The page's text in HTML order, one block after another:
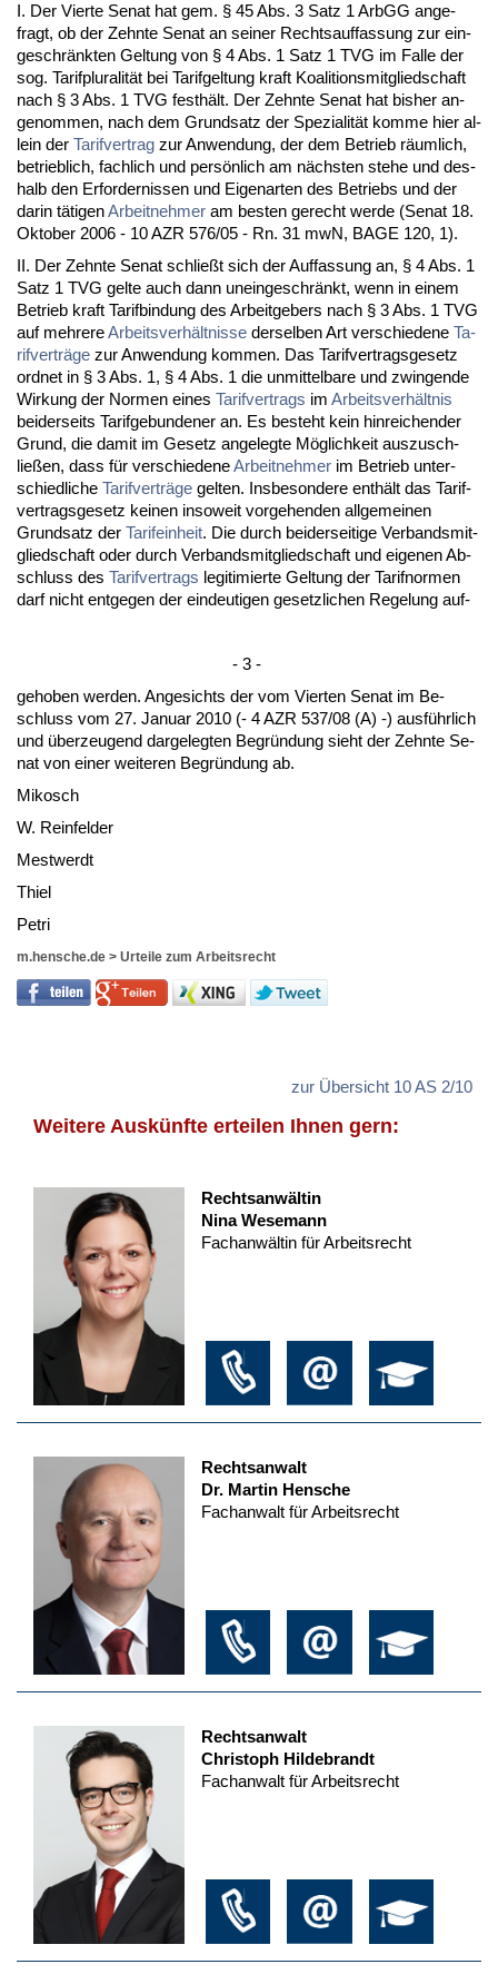
I. Der Vier­te Se­nat hat gem. § 45 Abs. 3 Satz 1 ArbGG an­ge­
fragt, ob der Zehn­te Se­nat an sei­ner Rechts­auf­fas­sung zur ein­
ge­schränk­ten Gel­tung von § 4 Abs. 1 Satz 1 TVG im Fal­le der
sog. Ta­rifp­lu­ra­lität bei Ta­rif­gel­tung kraft Ko­ali­ti­ons­mit­glied­schaft
nach § 3 Abs. 1 TVG festhält. Der Zehn­te Se­nat hat bis­her an­
ge­nom­men, nach dem Grund­satz der Spe­zia­lität kom­me hier al­
lein der Ta­rif­ver­trag zur An­wen­dung, der dem Be­trieb räum­lich,
be­trieb­lich, fach­lich und persönlich am nächs­ten ste­he und des­
halb den Er­for­der­nis­sen und Ei­gen­ar­ten des Be­triebs und der
dar­in täti­genAr­beit­neh­mer am bes­ten ge­recht wer­de (Se­nat 18.
Ok­to­ber 2006 - 10 AZR 576/05 - Rn. 31 mwN, BA­GE 120, 1).
II. Der Zehn­te Se­nat schließt sich der Auf­fas­sung an, § 4 Abs. 1
Satz 1 TVG gel­te auch dann un­ein­ge­schränkt, wenn in ei­nem
Be­trieb kraft Ta­rif­bin­dung des Ar­beit­ge­bers nach § 3 Abs. 1 TVG
auf meh­re­reAr­beits­verhält­nis­se der­sel­ben Art ver­schie­de­ne Ta­
rif­verträge zur An­wen­dung kom­men. Das Ta­rif­ver­trags­ge­setz
ord­net in § 3 Abs. 1, § 4 Abs. 1 die un­mit­tel­ba­re und zwin­gen­de
Wir­kung der Nor­men ei­nes Ta­rif­ver­trags im Ar­beits­verhält­nis
bei­der­seits Ta­rif­ge­bun­de­ner an. Es be­steht kein hin­rei­chen­der
Grund, die da­mit im Ge­setz an­ge­leg­te Möglich­keit aus­zu­sch­
ließen, dass für ver­schie­de­neAr­beit­neh­mer im Be­trieb un­ter­
schied­li­che Ta­rif­verträge gel­ten. Ins­be­son­de­re enthält das Ta­rif­
ver­trags­ge­setz kei­nen in­so­weit vor­ge­hen­den all­ge­mei­nen
Grund­satz der Ta­rif­ein­heit. Die durch bei­der­sei­ti­ge Ver­bands­mit­
glied­schaft oder durch Ver­bands­mit­glied­schaft und ei­ge­nen Ab­
schluss des Ta­rif­ver­trags le­gi­ti­mier­te Gel­tung der Ta­rif­nor­men
darf nicht ent­ge­gen der ein­deu­ti­gen ge­setz­li­chen Re­ge­lung auf-
- 3 -
ge­ho­ben wer­den. An­ge­sichts der vom Vier­ten Se­nat im Be­
schluss vom 27. Ja­nu­ar 2010 (- 4 AZR 537/08 (A) -) ausführ­lich
und über­zeu­gend dar­ge­leg­ten Be­gründung sieht der Zehn­te Se­
nat von ei­ner wei­te­ren Be­gründung ab.
Mi­kosch
W. Rein­fel­der
Mest­werdt
Thiel
Pe­tri
m.hensche.de > Urteile zum Arbeitsrecht
zur Übersicht 10 AS 2/10
Weitere Auskünfte erteilen Ihnen gern:
Rechtsanwältin
Nina Wesemann
Fachanwältin für Arbeitsrecht
Rechtsanwalt
Dr. Martin Hensche
Fachanwalt für Arbeitsrecht
Rechtsanwalt
Christoph Hildebrandt
Fachanwalt für Arbeitsrecht